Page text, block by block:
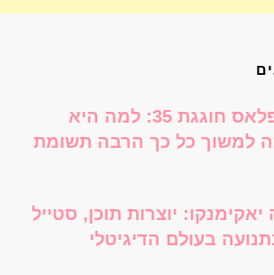
לינדזי פלאס חוגגת 35: למה היא
למשוך כל כך הרבה תשומת
יאקימנקו: יוצרות תוכן, סטייל
בעולם הדיגיטלי